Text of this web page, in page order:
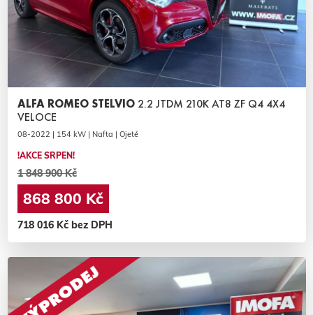
ALFA ROMEO STELVIO 2.2 JTDM 210K AT8 ZF Q4 4X4
VELOCE
08-2022 | 154 kW | Nafta | Ojeté
!AKCE SRPEN!
1 848 900 Kč
868 800 Kč
718 016 Kč bez DPH